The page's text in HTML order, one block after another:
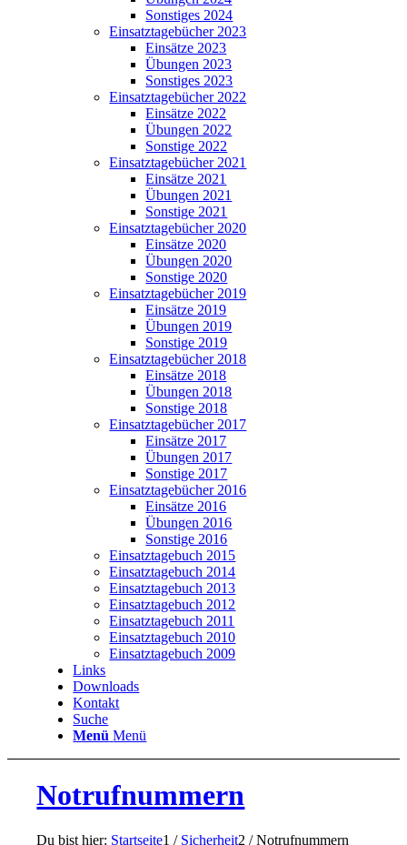
Sonstiges 2024
Einsatztagebücher 2023
Einsätze 2023
Übungen 2023
Sonstiges 2023
Einsatztagebücher 2022
Einsätze 2022
Übungen 2022
Sonstige 2022
Einsatztagebücher 2021
Einsätze 2021
Übungen 2021
Sonstige 2021
Einsatztagebücher 2020
Einsätze 2020
Übungen 2020
Sonstige 2020
Einsatztagebücher 2019
Einsätze 2019
Übungen 2019
Sonstige 2019
Einsatztagebücher 2018
Einsätze 2018
Übungen 2018
Sonstige 2018
Einsatztagebücher 2017
Einsätze 2017
Übungen 2017
Sonstige 2017
Einsatztagebücher 2016
Einsätze 2016
Übungen 2016
Sonstige 2016
Einsatztagebuch 2015
Einsatztagebuch 2014
Einsatztagebuch 2013
Einsatztagebuch 2012
Einsatztagebuch 2011
Einsatztagebuch 2010
Einsatztagebuch 2009
Links
Downloads
Kontakt
Suche
Menü Menü
Notrufnummern
Du bist hier: Startseite1 / Sicherheit2 / Notrufnummern